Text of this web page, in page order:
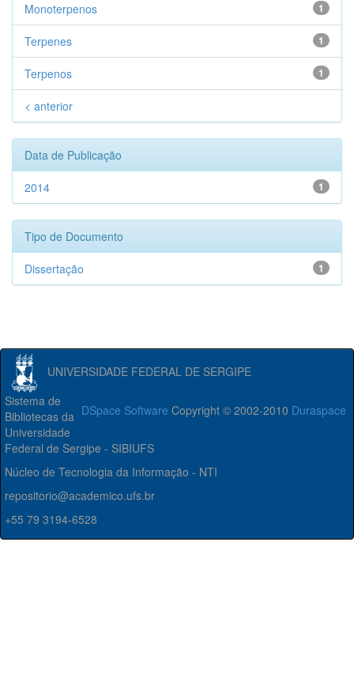
1
Monoterpenos
1
Terpenes
1
Terpenos
< anterior
Data de Publicação
1
2014
Tipo de Documento
1
Dissertação
UNIVERSIDADE FEDERAL DE SERGIPE
DSpace Software Copyright © 2002-2010 Duraspace
Sistema de
Bibliotecas da
Universidade
Federal de Sergipe - SIBIUFS
Núcleo de Tecnologia da Informação - NTI
repositorio@academico.ufs.br
+55 79 3194-6528